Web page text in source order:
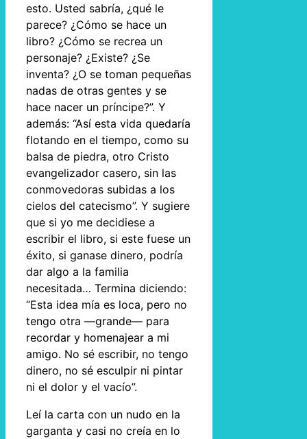
esto. Usted sabría, ¿qué le
parece? ¿Cómo se hace un
libro? ¿Cómo se recrea un
personaje? ¿Existe? ¿Se
inventa? ¿O se toman pequeñas
nadas de otras gentes y se
hace nacer un príncipe?”. Y
además: “Así esta vida quedaría
flotando en el tiempo, como su
balsa de piedra, otro Cristo
evangelizador casero, sin las
conmovedoras subidas a los
cielos del catecismo”. Y sugiere
que si yo me decidiese a
escribir el libro, si este fuese un
éxito, si ganase dinero, podría
dar algo a la familia
necesitada… Termina diciendo:
“Esta idea mía es loca, pero no
tengo otra —grande— para
recordar y homenajear a mi
amigo. No sé escribir, no tengo
dinero, no sé esculpir ni pintar
ni el dolor y el vacío”.
Leí la carta con un nudo en la
garganta y casi no creía en lo